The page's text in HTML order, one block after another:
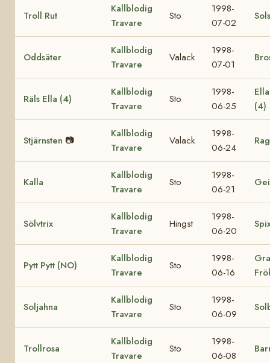
Troll Rut
Kallblodig
Travare
Sto
1998-
07-02
Oddsäter
Kallblodig
Travare
Valack
1998-
07-01
Räls Ella (4)
Kallblodig
Travare
Sto
1998-
06-25
(4)
Stjärnsten 📷
Kallblodig
Travare
Valack
1998-
06-24
Kalla
Kallblodig
Travare
Sto
1998-
06-21
Sölvtrix
Kallblodig
Travare
Hingst
1998-
06-20
Pytt Pytt (NO)
Kallblodig
Travare
Sto
1998-
06-16
Soljahna
Kallblodig
Travare
Sto
1998-
06-09
Trollrosa
Kallblodig
Travare
Sto
1998-
06-08